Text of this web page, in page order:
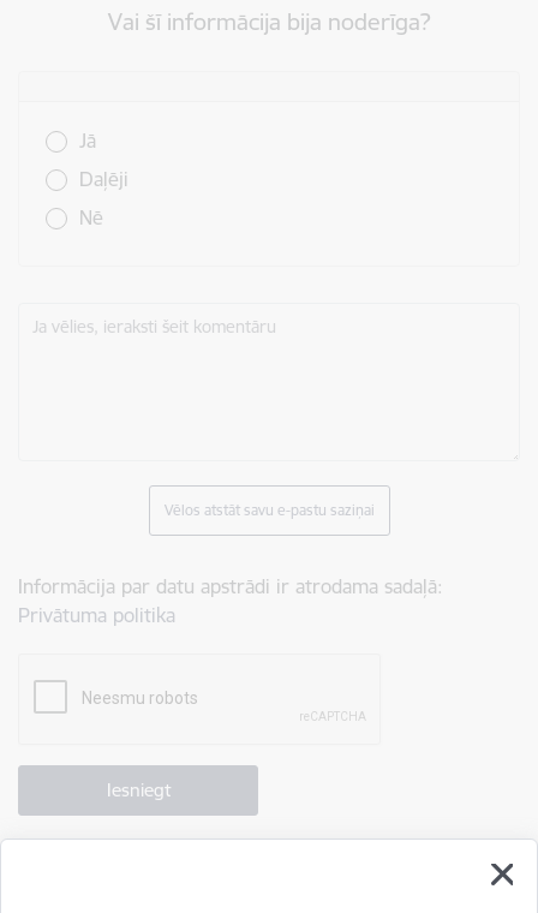
Vai šī informācija bija noderīga?
Jā
Daļēji
Nē
Ja vēlies, ieraksti šeit komentāru
Vēlos atstāt savu e-pastu saziņai
Informācija par datu apstrādi ir atrodama sadaļā:
Privātuma politika